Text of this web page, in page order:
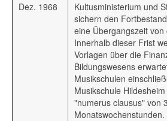
Dez. 1968
Kultusministerium und
sichern den
eine Übergangszeit von
Innerhalb dieser Frist
Vorlagen über die
Bildungswesens
Musikschulen
Musikschule
"numerus clausus" von
Monatswochenstunden.